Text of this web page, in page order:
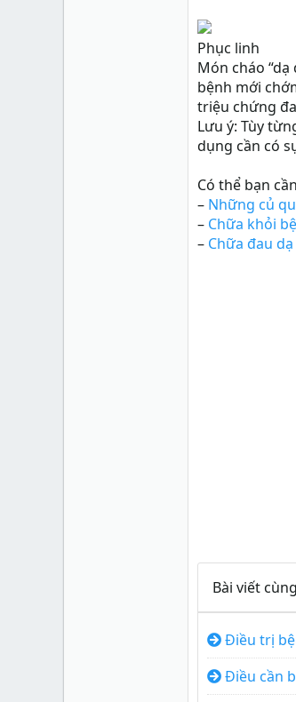
Phục linh
Món cháo
bệnh mới
triệu chứng
Lưu ý: Tùy
dụng cần có
Có thể bạn
– Những củ
– Chữa khỏi
– Chữa đau
Bài viết
Điều trị
Điều cần